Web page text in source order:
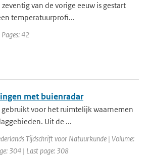
van de vorige eeuw is gestart
temperatuurprofi...
42
met buienradar
voor het ruimtelijk waarnemen
Uit de ...
Tijdschrift voor Natuurkunde | Volume:
304 | Last page: 308